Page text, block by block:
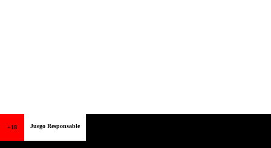
+18 Juego Responsable